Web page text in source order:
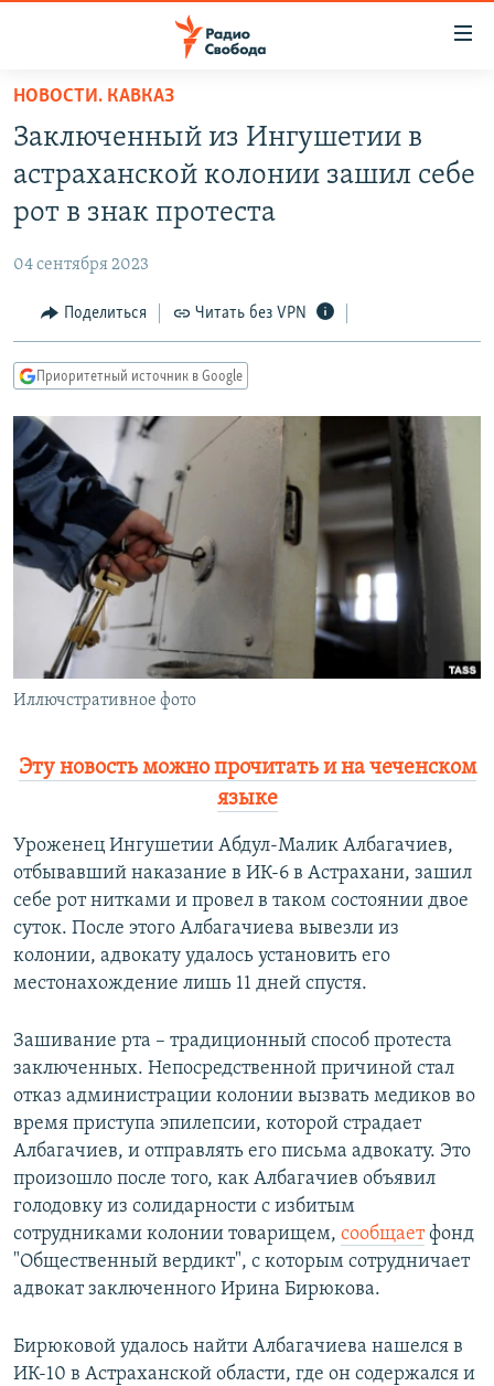
упрощенного
доступа
основному
Вернутся
Вернутся
поиску
АВТОРСКИЕ ПРОЕКТЫ
МНЕНИЯ
КУЛЬТУРА
КАВКАЗ.РЕАЛИИ
СЕВЕР.РЕАЛИИ
СИБИРЬ.РЕАЛИИ
РАСПИСАНИЕ ВЕЩАНИЯ
ПОДПИШИТЕСЬ НА РАССЫЛКУ
СОЦИАЛЬНЫЕ СЕТИ
Все сайты РСЕ/РС
НОВОСТИ. КАВКАЗ
Заключенный из Ингушетии в
астраханской колонии зашил себе
рот в знак протеста
04 сентября 2023
Поделиться Читать без VPN
Приоритетный источник в Google
Иллючстративное фото
Эту новость можно прочитать и на чеченском
языке
Уроженец Ингушетии Абдул-Малик Албагачиев,
отбывавший наказание в ИК-6 в Астрахани, зашил
себе рот нитками и провел в таком состоянии двое
суток. После этого Албагачиева вывезли из
колонии, адвокату удалось установить его
местонахождение лишь 11 дней спустя.
Зашивание рта – традиционный способ протеста
заключенных. Непосредственной причиной стал
отказ администрации колонии вызвать медиков во
время приступа эпилепсии, которой страдает
Албагачиев, и отправлять его письма адвокату. Это
произошло после того, как Албагачиев объявил
голодовку из солидарности с избитым
сотрудниками колонии товарищем, сообщаетфонд
"Общественный вердикт", с которым сотрудничает
адвокат заключенного Ирина Бирюкова.
Бирюковой удалось найти Албагачиева нашелся в
ИК-10 в Астраханской области, где он содержался и